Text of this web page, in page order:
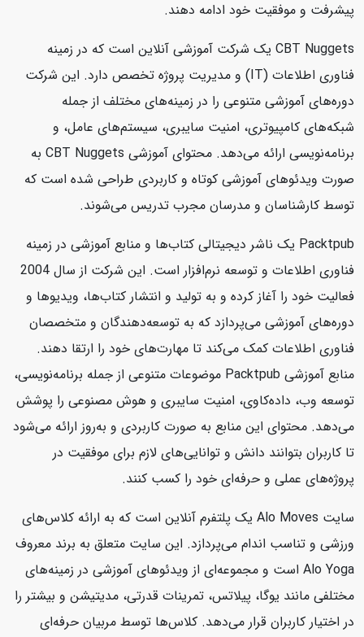
پیشرفت و موفقیت خود ادامه دهند.
CBT Nuggets یک شرکت آموزشی آنلاین است که در زمینه
فناوری اطلاعات (IT) و مدیریت پروژه تخصص دارد. این شرکت
دوره‌های آموزشی متنوعی را در زمینه‌های مختلف از جمله
شبکه‌های کامپیوتری، امنیت سایبری، سیستم‌های عامل، و
برنامه‌نویسی ارائه می‌دهد. محتوای آموزشی CBT Nuggets به
صورت ویدئوهای آموزشی کوتاه و کاربردی طراحی شده است که
توسط کارشناسان و مدرسان مجرب تدریس می‌شوند.
Packtpub یک ناشر دیجیتالی کتاب‌ها و منابع آموزشی در زمینه
فناوری اطلاعات و توسعه نرم‌افزار است. این شرکت از سال 2004
فعالیت خود را آغاز کرده و به تولید و انتشار کتاب‌ها، ویدیوها و
دوره‌های آموزشی می‌پردازد که به توسعه‌دهندگان و متخصصان
فناوری اطلاعات کمک می‌کند تا مهارت‌های خود را ارتقا دهند.
منابع آموزشی Packtpub موضوعات متنوعی از جمله برنامه‌نویسی،
توسعه وب، داده‌کاوی، امنیت سایبری و هوش مصنوعی را پوشش
می‌دهد. محتوای این منابع به صورت کاربردی و به‌روز ارائه می‌شود
تا کاربران بتوانند دانش و توانایی‌های لازم برای موفقیت در
پروژه‌های عملی و حرفه‌ای خود را کسب کنند.
سایت Alo Moves یک پلتفرم آنلاین است که به ارائه کلاس‌های
ورزشی و تناسب اندام می‌پردازد. این سایت متعلق به برند معروف
Alo Yoga است و مجموعه‌ای از ویدئوهای آموزشی در زمینه‌های
مختلفی مانند یوگا، پیلاتس، تمرینات قدرتی، مدیتیشن و بیشتر را
در اختیار کاربران قرار می‌دهد. کلاس‌ها توسط مربیان حرفه‌ای